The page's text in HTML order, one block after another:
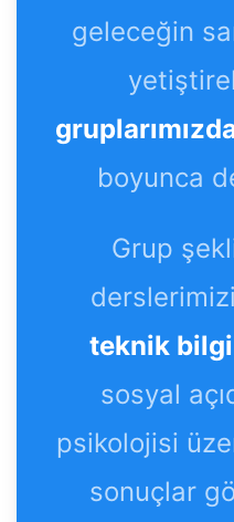
geleceğin
boyunca
Grup
teknik
sosyal
psikolojisi
sonuçlar